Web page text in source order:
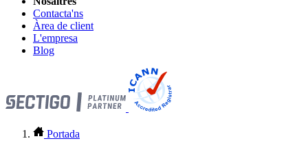
Contacta'ns
Àrea de client
L'empresa
Blog
Portada